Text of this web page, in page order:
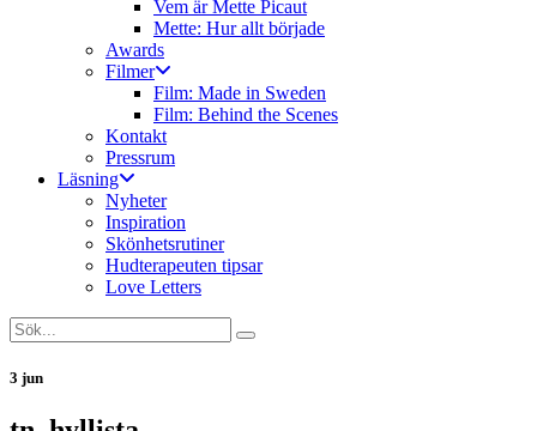
Vem är Mette Picaut
Mette: Hur allt började
Awards
Filmer
Film: Made in Sweden
Film: Behind the Scenes
Kontakt
Pressrum
Läsning
Nyheter
Inspiration
Skönhetsrutiner
Hudterapeuten tipsar
Love Letters
3 jun